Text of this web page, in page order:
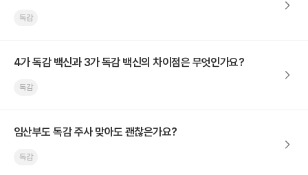
독감
4가 독감 백신과 3가 독감 백신의 차이점은 무엇인가요?
독감
임산부도 독감 주사 맞아도 괜찮은가요?
독감